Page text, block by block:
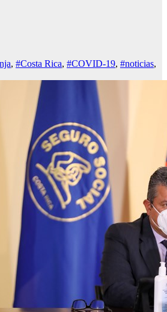
, #Costa Rica, #COVID-19, #noticias,